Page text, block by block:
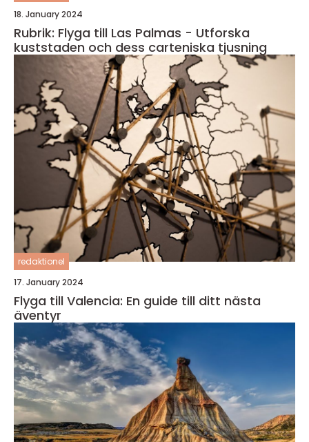
18. January 2024
Rubrik: Flyga till Las Palmas - Utforska
kuststaden och dess carteniska tjusning
redaktionel
17. January 2024
Flyga till Valencia: En guide till ditt nästa
äventyr